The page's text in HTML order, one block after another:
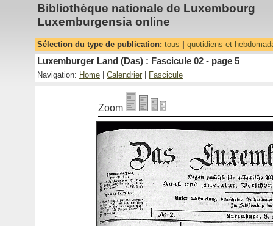
Bibliothèque nationale de Luxembourg
Luxemburgensia online
Sélection du type de publication: tous quotidiens et
Luxemburger Land (Das) : Fascicule 02 - page 5
Navigation: Home Calendrier Fascicule
Zoom